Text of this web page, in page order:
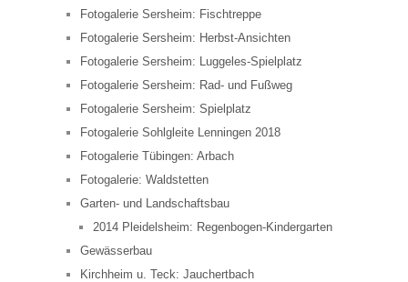
Fotogalerie Sersheim: Fischtreppe
Fotogalerie Sersheim: Herbst-Ansichten
Fotogalerie Sersheim: Luggeles-Spielplatz
Fotogalerie Sersheim: Rad- und Fußweg
Fotogalerie Sersheim: Spielplatz
Fotogalerie Sohlgleite Lenningen 2018
Fotogalerie Tübingen: Arbach
Fotogalerie: Waldstetten
Garten- und Landschaftsbau
2014 Pleidelsheim: Regenbogen-Kindergarten
Gewässerbau
Kirchheim u. Teck: Jauchertbach